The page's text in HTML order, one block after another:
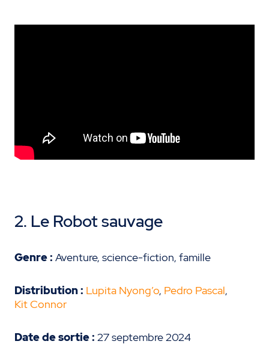
2. Le Robot sauvage
Genre : Aventure, science-fiction, famille
Distribution : Lupita Nyong’o, Pedro Pascal,
Kit Connor
Date de sortie : 27 septembre 2024